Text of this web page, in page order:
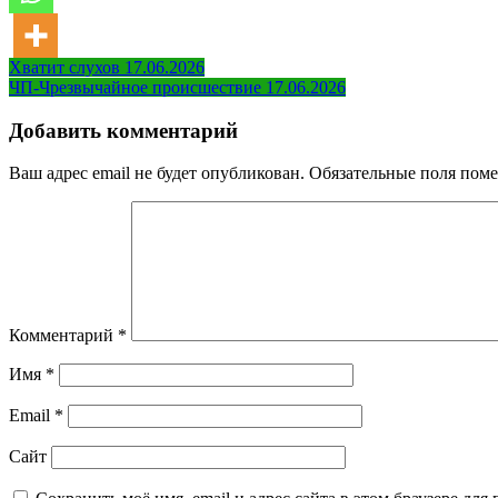
Навигация
по
записям
Хватит слухов 17.06.2026
ЧП-Чрезвычайное происшествие 17.06.2026
Добавить комментарий
Ваш адрес email не будет опубликован. Обязательные поля
Комментарий *
Имя *
Email *
Сайт